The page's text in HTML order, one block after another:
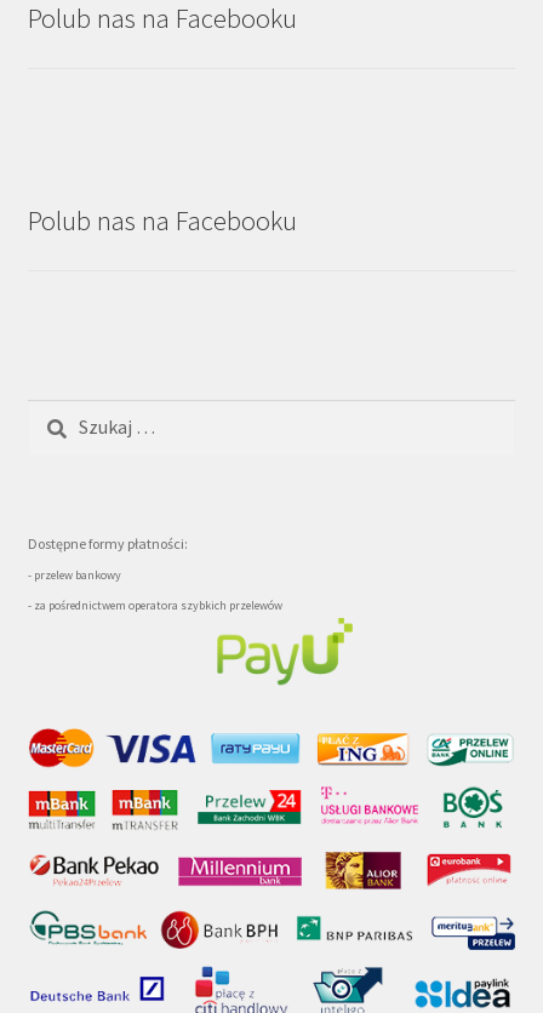
Polub nas na Facebooku
Polub nas na Facebooku
Szukaj:
Dostępne formy płatności:
- przelew bankowy
- za pośrednictwem operatora szybkich przelewów